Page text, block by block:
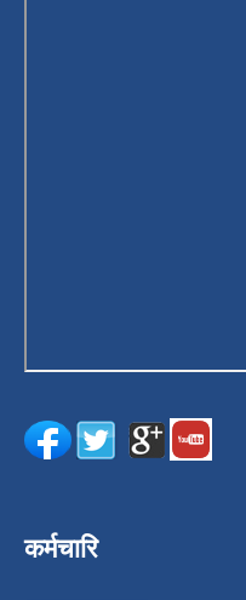
कर्मचारि